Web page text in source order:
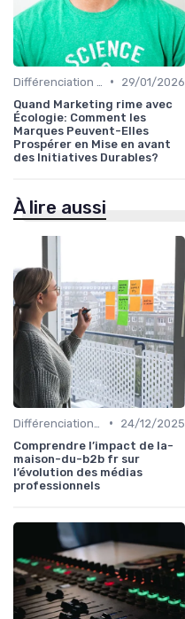
•
29/01/2026
Quand Marketing rime avec
Écologie: Comment les
Marques Peuvent-Elles
Prospérer en Mise en avant
des Initiatives Durables?
À lire aussi
•
24/12/2025
Comprendre l’impact de la-
maison-du-b2b fr sur
l’évolution des médias
professionnels